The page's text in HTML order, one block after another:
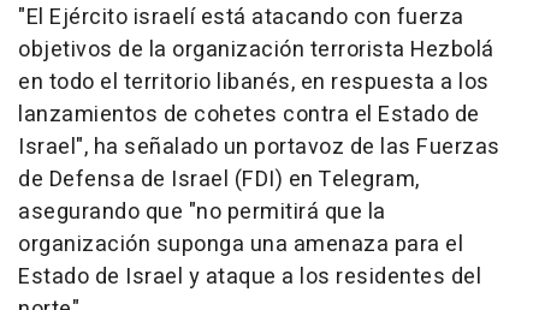
"El Ejército israelí está atacando con fuerza
objetivos de la organización terrorista Hezbolá
en todo el territorio libanés, en respuesta a los
lanzamientos de cohetes contra el Estado de
Israel", ha señalado un portavoz de las Fuerzas
de Defensa de Israel (FDI) en Telegram,
asegurando que "no permitirá que la
organización suponga una amenaza para el
Estado de Israel y ataque a los residentes del